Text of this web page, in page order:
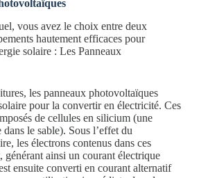
vous avez le choix entre deux
hautement efficaces pour
solaire : Les Panneaux
les panneaux photovoltaïques
pour la convertir en électricité. Ces
de cellules en silicium (une
le sable). Sous l’effet du
les électrons contenus dans ces
générant ainsi un courant électrique
ensuite converti en courant alternatif